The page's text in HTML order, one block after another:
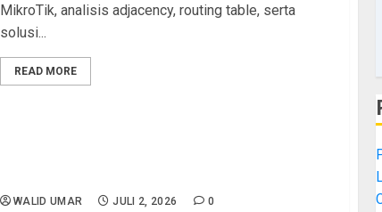
MikroTik, analisis adjacency, routing table, serta
solusi...
READ MORE
WALID UMAR JULI 2, 2026 0